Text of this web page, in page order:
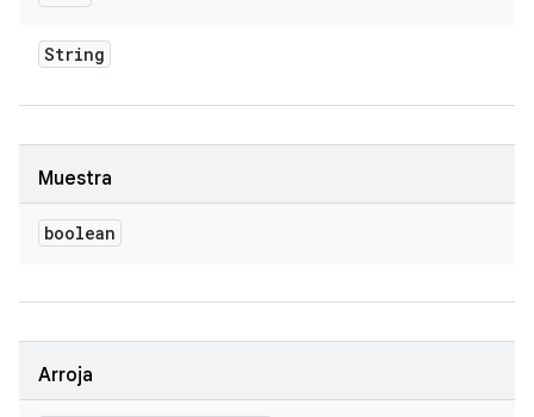
String
Muestra
boolean
Arroja